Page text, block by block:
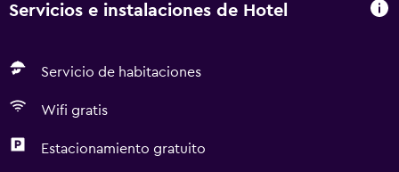
Servicios e instalaciones de Hotel
Servicio de habitaciones
Wifi gratis
Estacionamiento gratuito